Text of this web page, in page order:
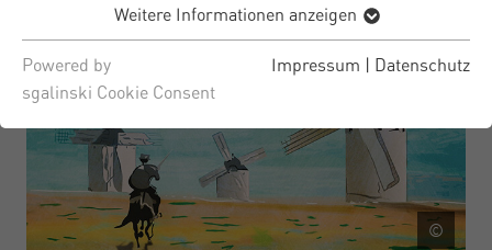
Weitere Informationen anzeigen
Powered by
sgalinski Cookie Consent
Impressum | Datenschutz
©